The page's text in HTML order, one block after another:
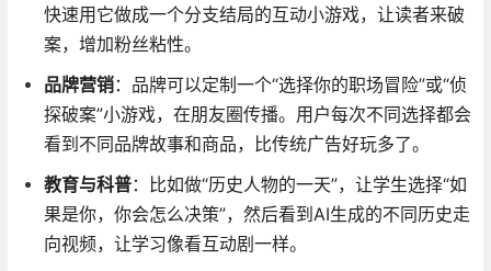
快速用它做成一个分支结局的互动小游戏，让读者来破
案，增加粉丝粘性。
品牌营销：品牌可以定制一个“选择你的职场冒险”或“侦
探破案”小游戏，在朋友圈传播。用户每次不同选择都会
看到不同品牌故事和商品，比传统广告好玩多了。
教育与科普：比如做“历史人物的一天”，让学生选择“如
果是你，你会怎么决策”，然后看到AI生成的不同历史走
向视频，让学习像看互动剧一样。